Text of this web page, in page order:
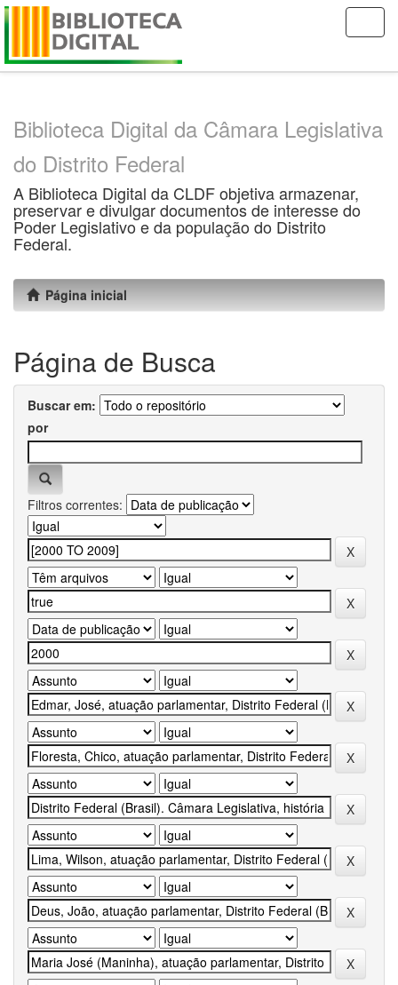
Skip
Biblioteca Digital da Câmara Legislativa
do Distrito Federal
A Biblioteca Digital da CLDF objetiva armazenar,
preservar e divulgar documentos de interesse do
Poder Legislativo e da população do Distrito
Federal.
Página inicial
Página de Busca
Buscar em:
por
Filtros correntes: